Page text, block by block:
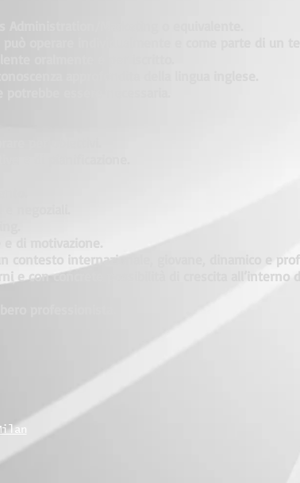
Administration/Marketing o equivalente.
operare individualmente e come parte di un
oralmente e per iscritto.
approfondita della lingua inglese.
potrebbe essere necessaria.
contesto internazionale, giovane, dinamico e
e con concrete possibilità di crescita all’interno
professionista.